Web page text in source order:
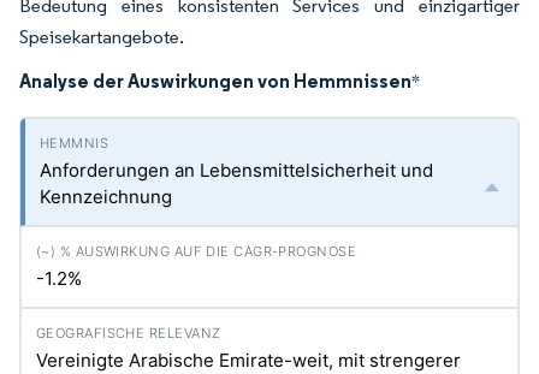
Bedeutung eines konsistenten Services und einzigartiger
Speisekartangebote.
Analyse der Auswirkungen von Hemmnissen*
Anforderungen an Lebensmittelsicherheit und
Kennzeichnung
-1.2%
Vereinigte Arabische Emirate-weit, mit strengerer